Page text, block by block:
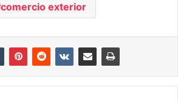
comercio exterior